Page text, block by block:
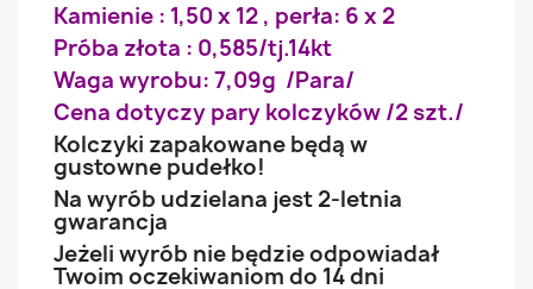
Kamienie : 1,50 x 12 , perła: 6 x 2
Próba złota : 0,585/tj.14kt
Waga wyrobu: 7,09g /Para/
Cena dotyczy pary kolczyków /2 szt./
Kolczyki zapakowane będą w
gustowne pudełko!
Na wyrób udzielana jest 2-letnia
gwarancja
Jeżeli wyrób nie będzie odpowiadał
Twoim oczekiwaniom do 14 dni